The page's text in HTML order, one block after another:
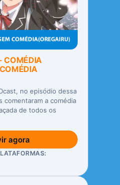
COMÉDIA
no episódio dessa
comentaram a comédia
de todos os
agora